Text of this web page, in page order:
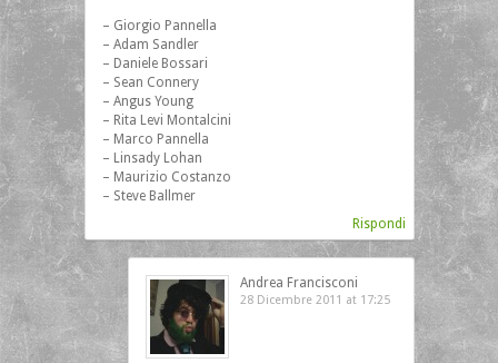
– Giorgio Pannella
– Adam Sandler
– Daniele Bossari
– Sean Connery
– Angus Young
– Rita Levi Montalcini
– Marco Pannella
– Linsady Lohan
– Maurizio Costanzo
– Steve Ballmer
Rispondi
Andrea Francisconi
28 Dicembre 2011 at 17:25